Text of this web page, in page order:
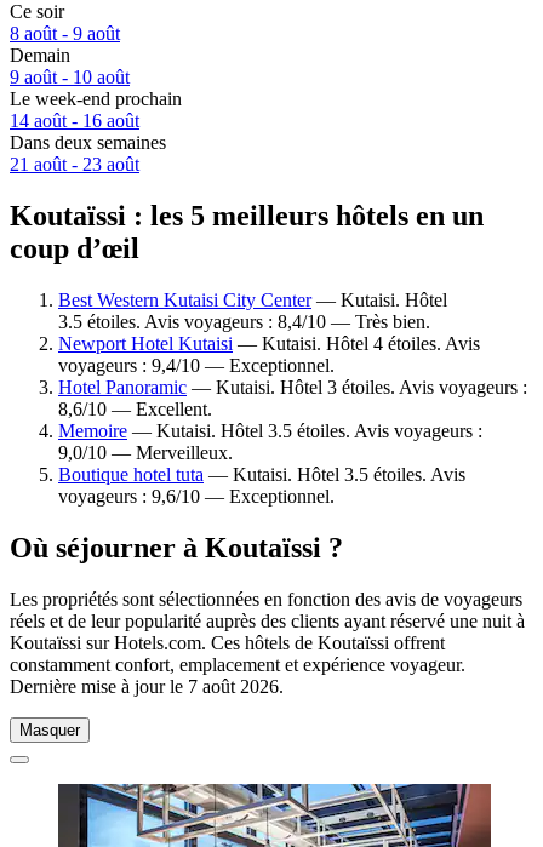
Ce soir
8 août - 9 août
Demain
9 août - 10 août
Le week-end prochain
14 août - 16 août
Dans deux semaines
21 août - 23 août
Koutaïssi : les 5 meilleurs hôtels en un
coup d’œil
Best Western Kutaisi City Center— Kutaisi. Hôtel
3.5 étoiles. Avis voyageurs : 8,4/10 — Très bien.
Newport Hotel Kutaisi — Kutaisi. Hôtel 4 étoiles. Avis
voyageurs : 9,4/10 — Exceptionnel.
Hotel Panoramic — Kutaisi. Hôtel 3 étoiles. Avis voyageurs :
8,6/10 — Excellent.
Memoire — Kutaisi. Hôtel 3.5 étoiles. Avis voyageurs :
9,0/10 — Merveilleux.
Boutique hotel tuta — Kutaisi. Hôtel 3.5 étoiles. Avis
voyageurs : 9,6/10 — Exceptionnel.
Où séjourner à Koutaïssi ?
Les propriétés sont sélectionnées en fonction des avis de voyageurs
réels et de leur popularité auprès des clients ayant réservé une nuit à
Koutaïssi sur Hotels.com. Ces hôtels de Koutaïssi offrent
constamment confort, emplacement et expérience voyageur.
Dernière mise à jour le 7 août 2026.
Masquer